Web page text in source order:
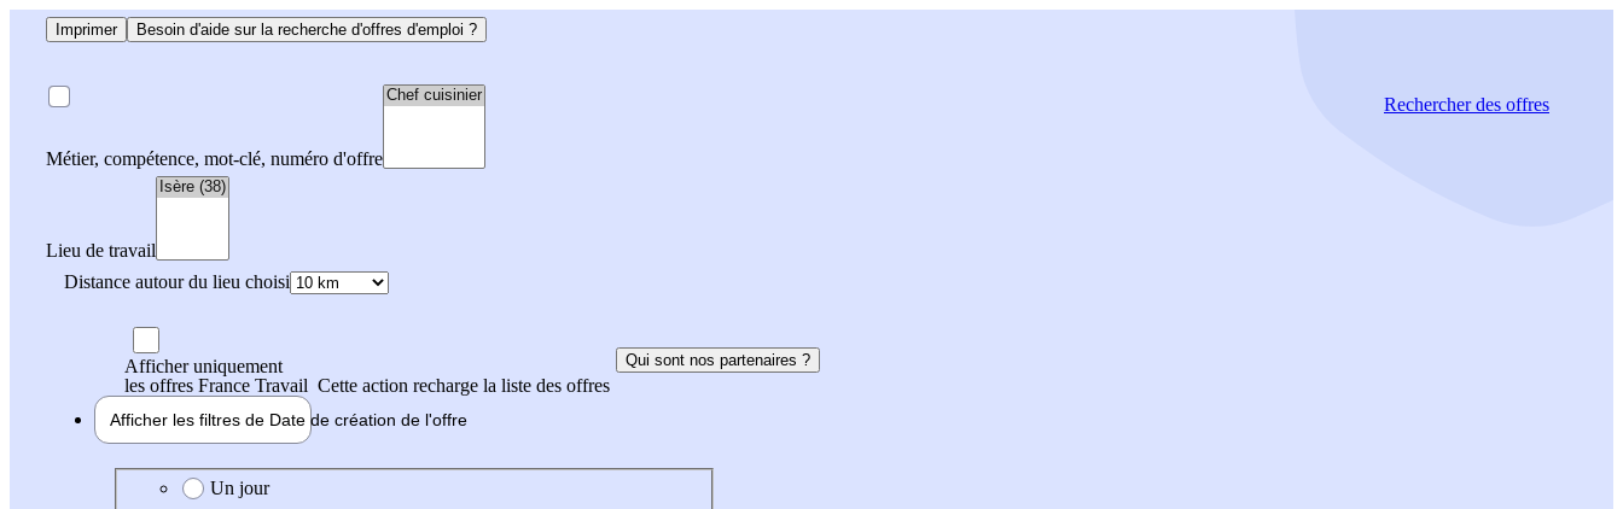
Imprimer Besoin d'aide sur la recherche d'offres d'emploi ?
Métier, compétence, mot-clé, numéro d'offre
Lieu de travail
Distance autour du lieu choisi
Rechercherdes offres
Afficher uniquement
les offres France Travail Cette action recharge la liste des offres
Qui sont nos partenaires ?
Afficher les filtres de Date de création de l'offre
Date de création de l'offre
Un jour